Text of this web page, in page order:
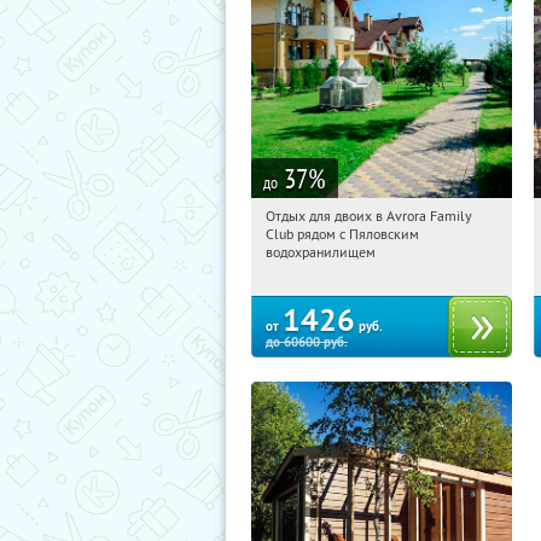
до 37%
11:34:25 Купили:
Московская обл., Мытищинский р-н,
Отдых для двоих в Avrora Family
Club рядом с Пяловским
водохранилищем
от 1426 руб.
до60600руб.